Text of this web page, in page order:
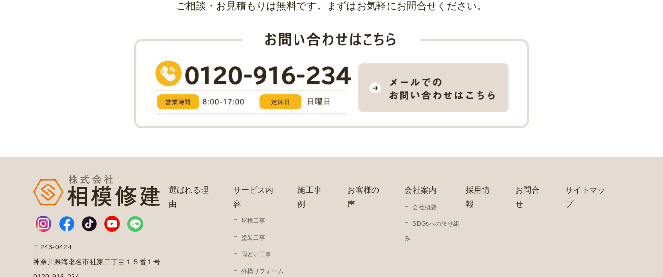
ご相談・お見積もりは無料です。まずはお気軽にお問合せください。
〒243-0424
神奈川県海老名市社家二丁目１５番１号
選ばれる理
由
サービス内
容
屋根工事
塗装工事
雨どい工事
外構リフォーム
施工事
例
お客様の
声
会社案内
会社概要
SDGsへの取り組
み
採用情
報
お問合
せ
サイトマッ
プ